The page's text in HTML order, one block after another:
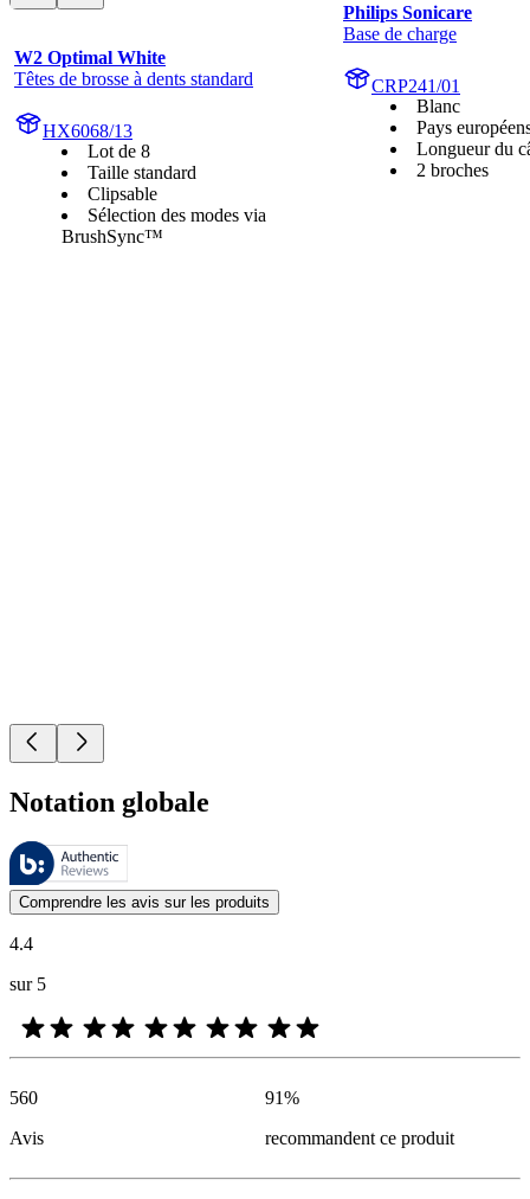
W2 Optimal White
Têtes de brosse à dents standard
HX6068/13
Lot de 8
Taille standard
Clipsable
Sélection des modes via
BrushSync™
Philips Sonicare
Base de charge
CRP241/01
Blanc
Pays
Longueur du
2 broches
Notation globale
Ces évaluations sont gérées par Bazaarvoice et sont conformes à la
Les avis des clients exprimés sous forme d'évaluations de produits
Comprendre les avis sur les produits
4.4
sur 5
560
Avis
91%
recommandent ce produit